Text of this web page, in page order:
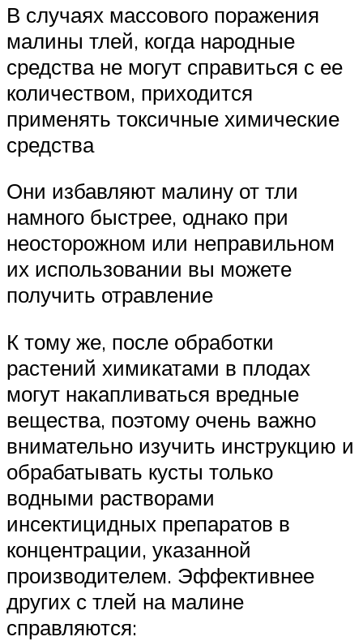
В случаях массового поражения
малины тлей, когда народные
средства не могут справиться с ее
количеством, приходится
применять токсичные химические
средства
Они избавляют малину от тли
намного быстрее, однако при
неосторожном или неправильном
их использовании вы можете
получить отравление
К тому же, после обработки
растений химикатами в плодах
могут накапливаться вредные
вещества, поэтому очень важно
внимательно изучить инструкцию и
обрабатывать кусты только
водными растворами
инсектицидных препаратов в
концентрации, указанной
производителем. Эффективнее
других с тлей на малине
справляются: